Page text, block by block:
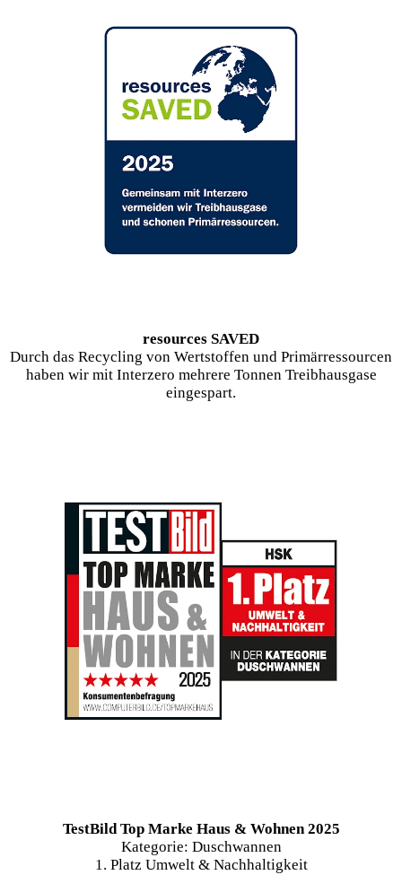
Durch das Recycling von Wertstoffen und Primärressourcen
haben wir mit Interzero mehrere Tonnen Treibhausgase
eingespart.
Kategorie: Duschwannen
1. Platz Umwelt & Nachhaltigkeit